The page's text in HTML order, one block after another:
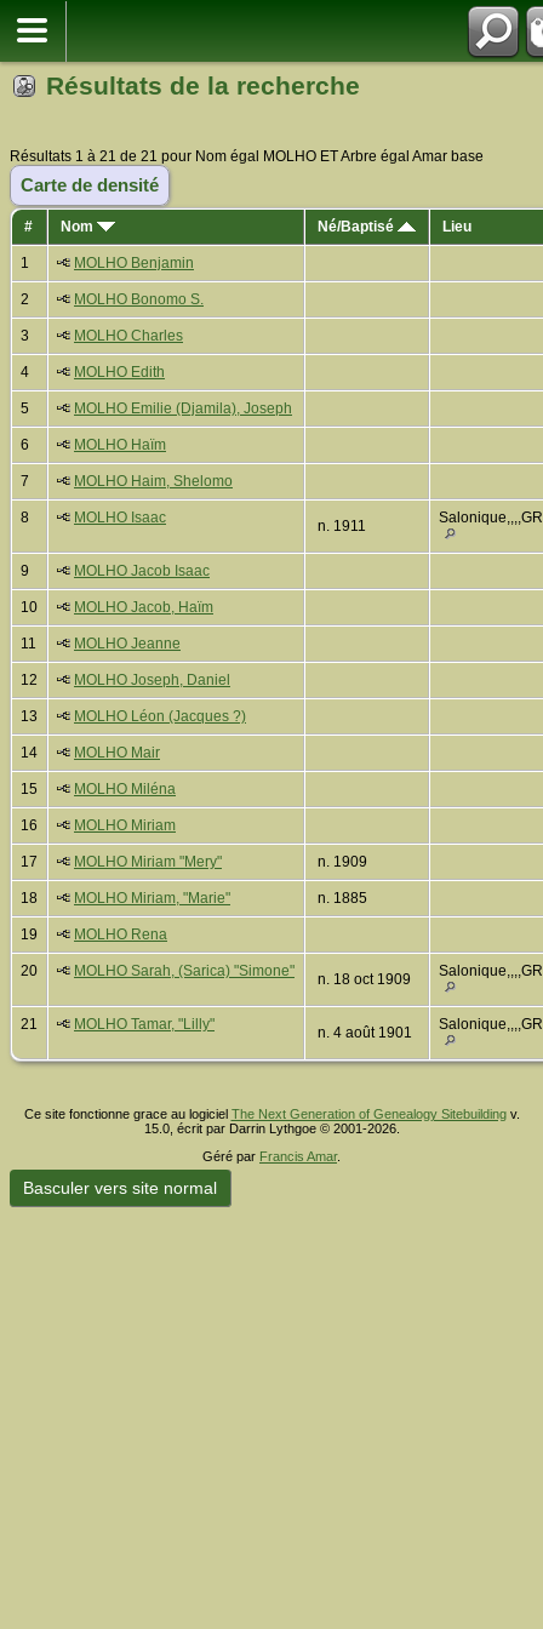
Résultats de la recherche
Résultats 1 à 21 de 21 pour Nom égal MOLHO ET Arbre égal Amar base
Carte de densité
# Nom Né/Baptisé Lieu
1 MOLHO Benjamin
2 MOLHO Bonomo S.
3 MOLHO Charles
4 MOLHO Edith
5 MOLHO Emilie (Djamila), Joseph
6 MOLHO Haïm
7 MOLHO Haim, Shelomo
8 MOLHO Isaac n. 1911
9 MOLHO Jacob Isaac
10 MOLHO Jacob, Haïm
11 MOLHO Jeanne
12 MOLHO Joseph, Daniel
13 MOLHO Léon (Jacques ?)
14 MOLHO Mair
15 MOLHO Miléna
16 MOLHO Miriam
17 MOLHO Miriam "Mery" n. 1909
18 MOLHO Miriam, "Marie" n. 1885
19 MOLHO Rena
20 MOLHO Sarah, (Sarica) "Simone" n. 18 oct 1909
21 MOLHO Tamar, "Lilly" n. 4 août 1901
Ce site fonctionne grace au logiciel The Next Generation of Genealogy Sitebuildingv.
15.0, écrit par Darrin Lythgoe © 2001-2026.
Géré par Francis Amar.
Basculer vers site normal